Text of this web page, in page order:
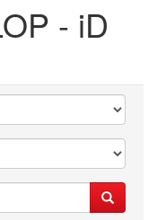
- iD